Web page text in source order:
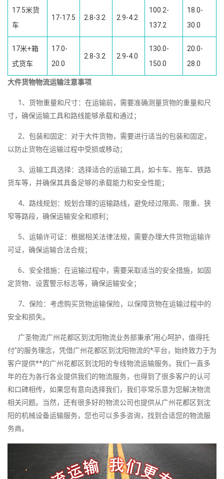
17.5米货
车
17-17.5 2.8-3.2 2.9-4.2
100.2-
137.2
18.0-
30.0
17米+箱
式货车
17.0-
20.0
2.8-3.2 2.9-4.0
130.0-
150.0
20.0-
28.0
大件货物物流运输注意事项
1、货物重量和尺寸：在运输前，需要准确测量货物的重量和尺
寸，确保运输工具和路线能够承载和通过；
2、包装和固定：对于大件货物，需要进行适当的包装和固定，
以防止货物在运输过程中受损或移动；
3、运输工具选择：选择适合的运输工具，如卡车、拖车、铁路
货车等，并确保其具备足够的承载能力和安全性能；
4、路线规划：规划合理的运输路线，避免经过限高、限重、狭
窄等路段，确保运输安全和顺利；
5、运输许可证：根据相关法律法规，需要办理大件货物运输许
可证，确保运输合法合规；
6、安全措施：在运输过程中，需要采取适当的安全措施，如固
定货物、设置警示标志等，确保运输安全；
7、保险：考虑购买货物运输保险，以保障货物在运输过程中的
安全和损失。
广圣物流广州花都区到沈阳物流业务部秉承“用心呵护，值得托
付”的服务理念，凭借广州花都区到沈阳物流的*平台，始终致力于为
客户提供**的广州花都区到沈阳的专线物流运输服务。我们一直多
年的在为各行各业提供我们的物流服务，也得到了很多客户的认可
和口碑相传，如果您有意向选择我们，我们非常乐意为您解决物流
相关问题。当然，还有很多好的物流公司也提供从广州花都区到沈
阳的机械设备运输服务，您也可以多多咨询，找到合适您的物流服
务商。